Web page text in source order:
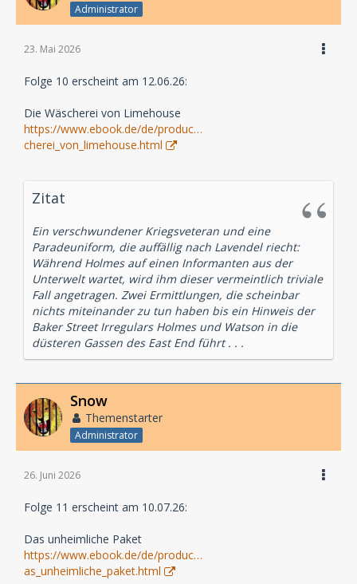
Administrator
23. Mai 2026
Folge 10 erscheint am 12.06.26:
Die Wäscherei von Limehouse
https://www.ebook.de/de/produc…
cherei_von_limehouse.html
Zitat
Ein verschwundener Kriegsveteran und eine
Paradeuniform, die auffällig nach Lavendel riecht:
Während Holmes auf einen Informanten aus der
Unterwelt wartet, wird ihm dieser vermeintlich triviale
Fall angetragen. Zwei Ermittlungen, die scheinbar
nichts miteinander zu tun haben bis ein Hinweis der
Baker Street Irregulars Holmes und Watson in die
düsteren Gassen des East End führt . . .
Snow
Themenstarter
Administrator
26. Juni 2026
Folge 11 erscheint am 10.07.26:
Das unheimliche Paket
https://www.ebook.de/de/produc…
as_unheimliche_paket.html